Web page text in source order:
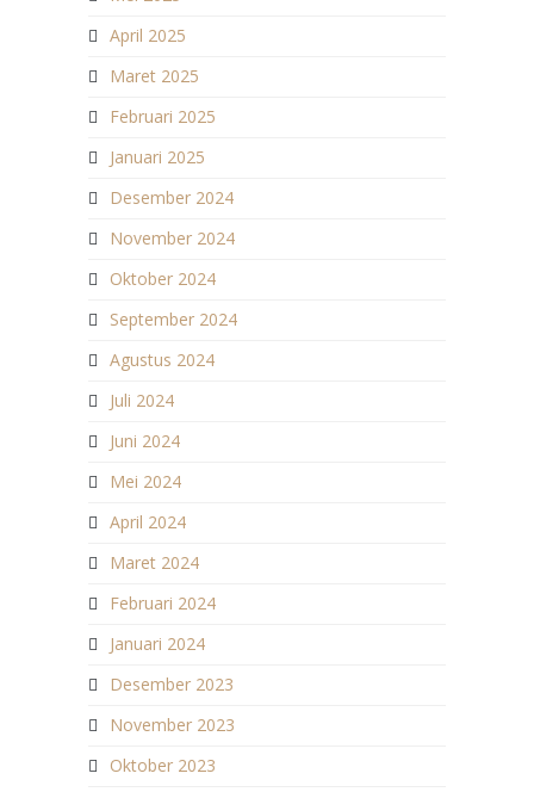
April 2025
Maret 2025
Februari 2025
Januari 2025
Desember 2024
November 2024
Oktober 2024
September 2024
Agustus 2024
Juli 2024
Juni 2024
Mei 2024
April 2024
Maret 2024
Februari 2024
Januari 2024
Desember 2023
November 2023
Oktober 2023